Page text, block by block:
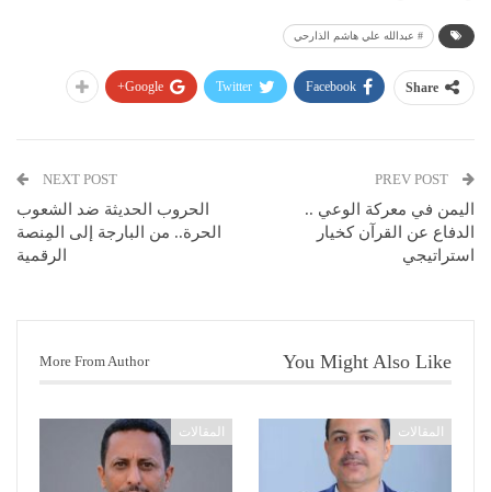
# عبدالله علي هاشم الذارحي
Share
Facebook
Twitter
Google+
اليمن في معركة الوعي ..
الدفاع عن القرآن كخيار
استراتيجي
NEXT POST
الحروب الحديثة ضد الشعوب
الحرة.. من البارجة إلى المِنصة
الرقمية
You Might Also Like
More From Author
المقالات المقالات